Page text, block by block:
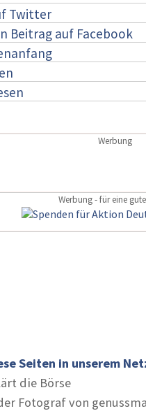
Twitter
Beitrag auf Facebook
Werbung
Werbung - für eine
Seiten in unserem
die Börse
Fotograf von